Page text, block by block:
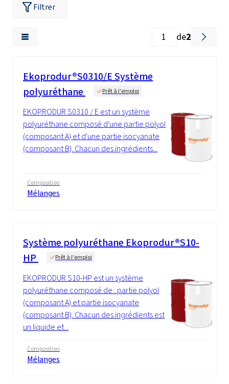
Filtrer
de2
Ekoprodur®S0310/E Système
polyuréthane
Prêt à l'emploi
EKOPRODUR S0310 / E est un système
polyuréthane composé d'une partie polyol
(composant A) et d'une partie isocyanate
(composant B). Chacun des ingrédients...
Composition
Mélanges
Système polyuréthane Ekoprodur®S10-
HP
Prêt à l'emploi
EKOPRODUR S10-HP est un système
polyuréthane composé de : partie polyol
(composant A) et partie isocyanate
(composant B). Chacun des ingrédients est
un liquide et...
Composition
Mélanges